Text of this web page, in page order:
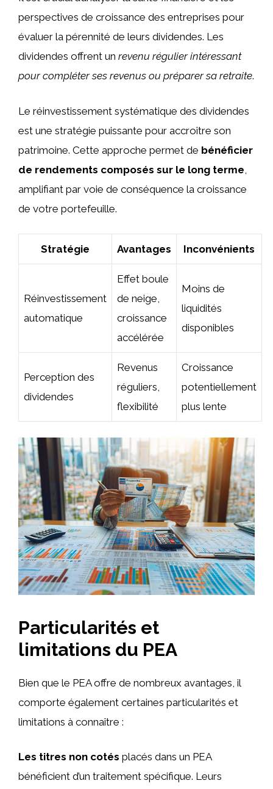
perspectives de croissance des entreprises pour
évaluer la pérennité de leurs dividendes. Les
dividendes offrent un revenu régulier intéressant
pour compléter ses revenus ou préparer sa retraite.
Le réinvestissement systématique des dividendes
est une stratégie puissante pour accroître son
patrimoine. Cette approche permet de bénéficier
de rendements composés sur le long terme
amplifiant par voie de conséquence la croissance
de votre portefeuille.
Stratégie Avantages Inconvénients
Réinvestissement
automatique
Effet boule
de neige,
croissance
accélérée
Moins de
liquidités
disponibles
Perception des
dividendes
Revenus
réguliers,
flexibilité
Croissance
potentiellement
plus lente
Particularités et
limitations du PEA
Bien que le PEA offre de nombreux avantages, il
comporte également certaines particularités et
limitations à connaître :
Les titres non cotés placés dans un PEA
bénéficient d’un traitement spécifique. Leurs